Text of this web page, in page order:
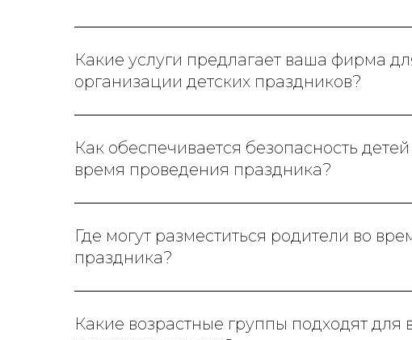
Какие услуги предлагает ваша фирма
организации детских праздников?
Как обеспечивается безопасность детей
время проведения праздника?
Где могут разместиться родители во
праздника?
Какие возрастные группы подходят для